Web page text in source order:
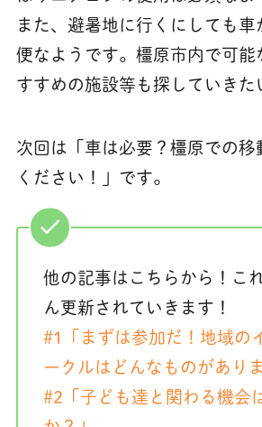
また、避暑地に行くにしても車
便なようです。橿原市内で可能
すすめの施設等も探していきた
次回は「車は必要？橿原での移
ください！」です。
他の記事はこちらから！こ
ん更新されていきます！
#1「まずは参加だ！地域の
ークルはどんなものがあり
#2「子ども達と関わる機会